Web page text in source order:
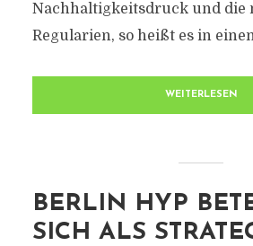
Nachhaltigkeitsdruck und die
Regularien, so heißt es in
WEITERLESEN
BERLIN HYP
SICH ALS